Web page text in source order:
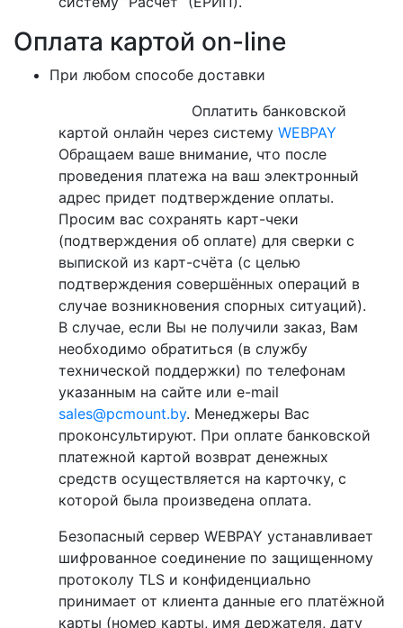
Оплата картой on-line
При любом способе доставки
Оплатить банковской
картой онлайн через систему WEBPAY
Обращаем ваше внимание, что после
проведения платежа на ваш электронный
адрес придет подтверждение оплаты.
Просим вас сохранять карт-чеки
(подтверждения об оплате) для сверки с
выпиской из карт-счёта (с целью
подтверждения совершённых операций в
случае возникновения спорных ситуаций).
В случае, если Вы не получили заказ, Вам
необходимо обратиться (в службу
технической поддержки) по телефонам
указанным на сайте или e-mail
sales@pcmount.by. Менеджеры Вас
проконсультируют. При оплате банковской
платежной картой возврат денежных
средств осуществляется на карточку, с
которой была произведена оплата.
Безопасный сервер WEBPAY устанавливает
шифрованное соединение по защищенному
протоколу TLS и конфиденциально
принимает от клиента данные его платёжной
карты (номер карты, имя держателя, дату